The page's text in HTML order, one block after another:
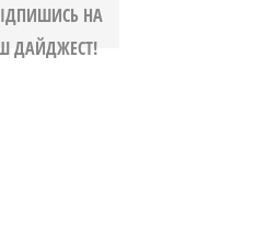
НА
ДАЙДЖЕСТ!